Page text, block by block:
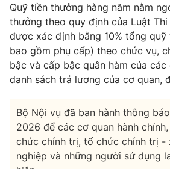
Tổng Biên tập:Vũ Thanh Thủy
Phó Tổng Biên tập:
Nguyễn Thị Mỹ
Nguyễn Trọng Ninh
Tổng đài VTV:024.38 355 931 -
Ðiện thoại Thời báo VTV:
024.66 897
Liên hệ quảng cáo:
024-7300.7108
Quỹ tiền thưởng hàng năm nằm
thưởng theo quy định của Luật
được xác định bằng 10% tổng
bao gồm phụ cấp) theo chức vụ,
bậc và cấp bậc quân hàm của
danh sách trả lương của cơ quan,
Bộ Nội vụ đã ban hành thông
2026 để các cơ quan hành
chức chính trị, tổ chức chính trị -
nghiệp và những người sử dụng